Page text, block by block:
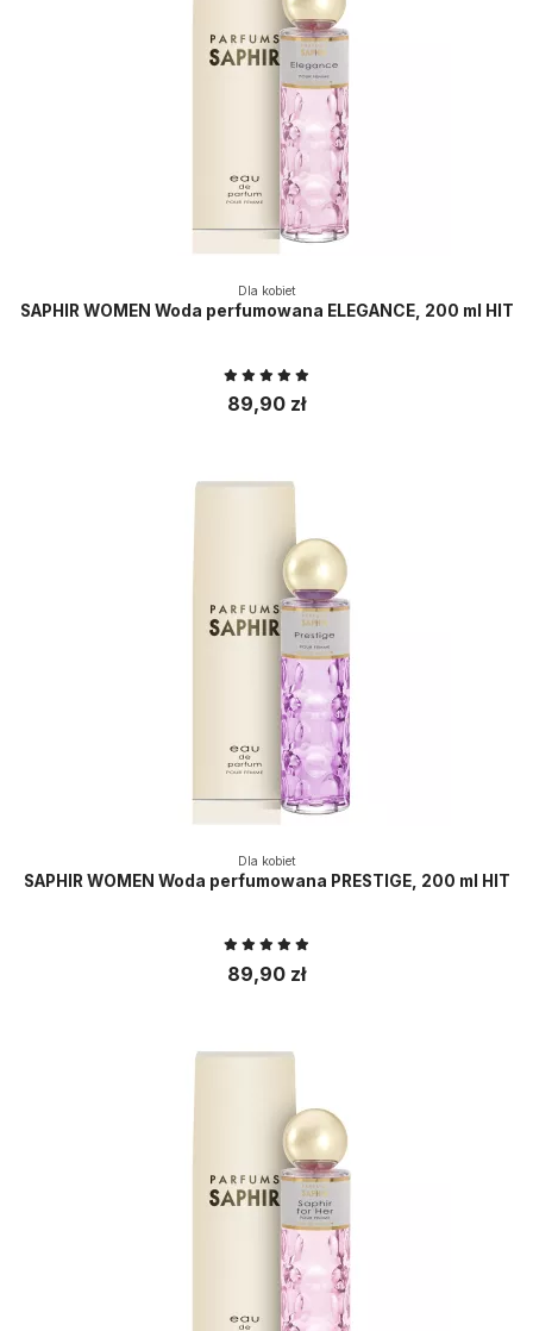
Dla kobiet
SAPHIR WOMEN Woda perfumowana ELEGANCE, 200 ml HIT
89,90 zł
Dla kobiet
SAPHIR WOMEN Woda perfumowana PRESTIGE, 200 ml HIT
89,90 zł